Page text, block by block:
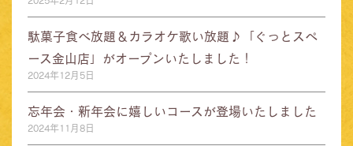
駄菓子食べ放題＆カラオケ歌い放題♪「ぐっとスペ
ース金山店」がオープンいたしました！
2024年12月5日
忘年会・新年会に嬉しいコースが登場いたしました
2024年11月8日